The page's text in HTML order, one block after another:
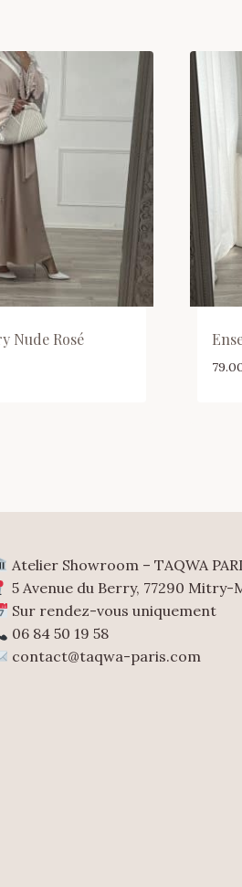
Nude Rosé
Atelier Showroom – TAQWA
5 Avenue du Berry, 77290 Mitry-
Sur rendez-vous uniquement
06 84 50 19 58
contact@taqwa-paris.com